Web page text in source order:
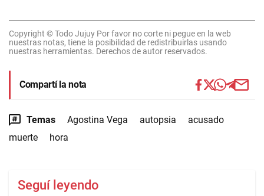
Copyright © Todo Jujuy Por favor no corte ni pegue en la web
nuestras notas, tiene la posibilidad de redistribuirlas usando
nuestras herramientas. Derechos de autor reservados.
Compartí la nota
Temas Agostina Vega autopsia
acusado
muerte
hora
Seguí leyendo